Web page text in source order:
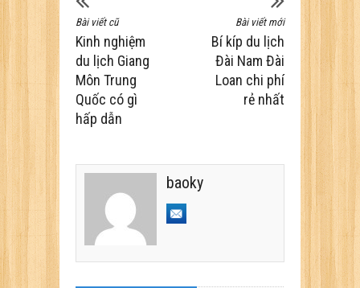
Bài viết cũ
Kinh nghiệm
du lịch Giang
Môn Trung
Quốc có gì
hấp dẫn
Bài viết mới
Bí kíp du lịch
Đài Nam Đài
Loan chi phí
rẻ nhất
baoky